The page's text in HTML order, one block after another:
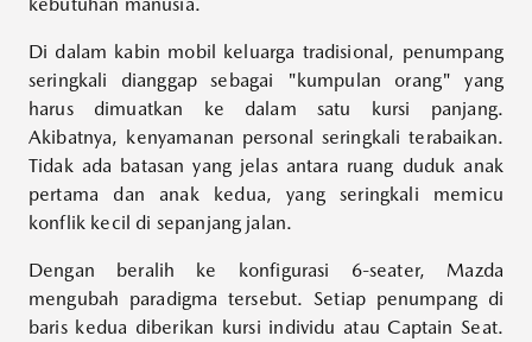
Di dalam kabin mobil keluarga tradisional, penumpang
seringkali dianggap sebagai "kumpulan orang" yang
harus dimuatkan ke dalam satu kursi panjang.
Akibatnya, kenyamanan personal seringkali terabaikan.
Tidak ada batasan yang jelas antara ruang duduk anak
pertama dan anak kedua, yang seringkali memicu
konflik kecil di sepanjang jalan.
Dengan beralih ke konfigurasi 6-seater, Mazda
mengubah paradigma tersebut. Setiap penumpang di
baris kedua diberikan kursi individu atau Captain Seat.